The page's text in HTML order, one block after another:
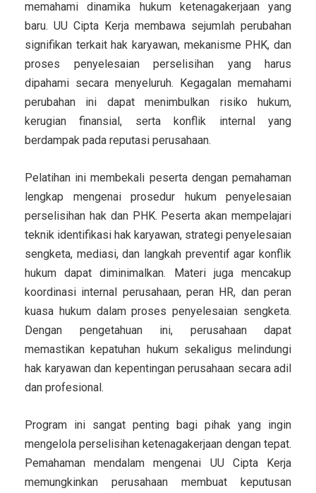
memahami dinamika hukum ketenagakerjaan yang
baru. UU Cipta Kerja membawa sejumlah perubahan
signifikan terkait hak karyawan, mekanisme PHK, dan
proses penyelesaian perselisihan yang harus
dipahami secara menyeluruh. Kegagalan memahami
perubahan ini dapat menimbulkan risiko hukum,
kerugian finansial, serta konflik internal yang
berdampak pada reputasi perusahaan.
Pelatihan ini membekali peserta dengan pemahaman
lengkap mengenai prosedur hukum penyelesaian
perselisihan hak dan PHK. Peserta akan mempelajari
teknik identifikasi hak karyawan, strategi penyelesaian
sengketa, mediasi, dan langkah preventif agar konflik
hukum dapat diminimalkan. Materi juga mencakup
koordinasi internal perusahaan, peran HR, dan peran
kuasa hukum dalam proses penyelesaian sengketa.
Dengan pengetahuan ini, perusahaan dapat
memastikan kepatuhan hukum sekaligus melindungi
hak karyawan dan kepentingan perusahaan secara adil
dan profesional.
Program ini sangat penting bagi pihak yang ingin
mengelola perselisihan ketenagakerjaan dengan tepat.
Pemahaman mendalam mengenai UU Cipta Kerja
memungkinkan perusahaan membuat keputusan